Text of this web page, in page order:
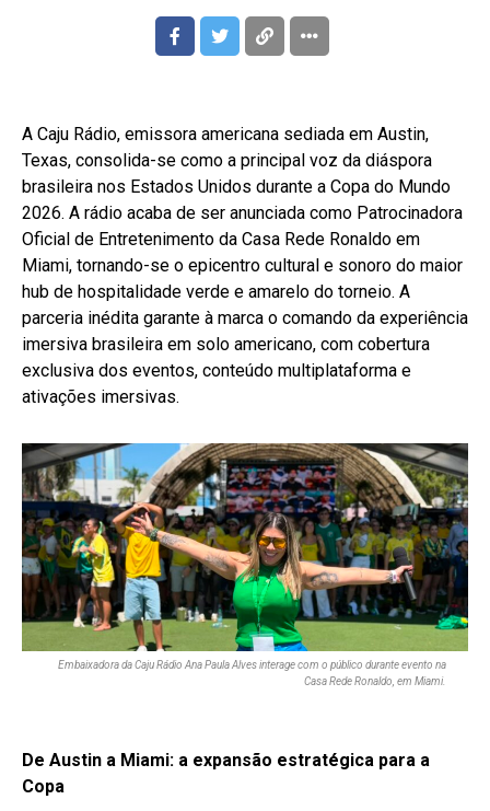
A Caju Rádio, emissora americana sediada em Austin,
Texas, consolida-se como a principal voz da diáspora
brasileira nos Estados Unidos durante a Copa do Mundo
2026. A rádio acaba de ser anunciada como Patrocinadora
Oficial de Entretenimento da Casa Rede Ronaldo em
Miami, tornando-se o epicentro cultural e sonoro do maior
hub de hospitalidade verde e amarelo do torneio. A
parceria inédita garante à marca o comando da experiência
imersiva brasileira em solo americano, com cobertura
exclusiva dos eventos, conteúdo multiplataforma e
ativações imersivas.
Embaixadora da Caju Rádio Ana Paula Alves interage com o público durante evento na
Casa Rede Ronaldo, em Miami.
De Austin a Miami: a expansão estratégica para a
Copa